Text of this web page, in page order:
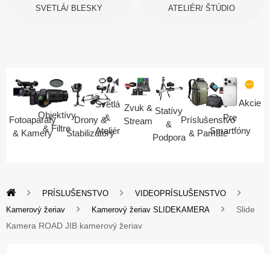
SVETLÁ/ BLESKY ATELIÉR/ ŠTÚDIO
Fotoaparáty
& Kamery
Objektívy
& Filtre
Drony &
Stabilizátory
Svetlá
&
Ateliér
Zvuk &
Stream
Statívy
&
Podpora
Príslušenstvo
& Pamäte
Pre
Smartfóny
Akcie
PRÍSLUŠENSTVO
VIDEOPRÍSLUŠENSTVO
Kamerový žeriav
Kamerový žeriav SLIDEKAMERA
Slide
Kamera ROAD JIB kamerový žeriav